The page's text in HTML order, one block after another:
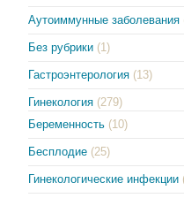
Аутоиммунные заболевания
Без рубрики (1)
Гастроэнтерология (13)
Гинекология (279)
Беременность (10)
Бесплодие (25)
Гинекологические инфекции